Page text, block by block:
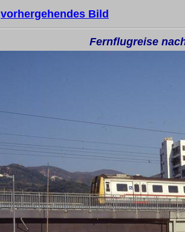
vorhergehendes Bild
Fernflugreise